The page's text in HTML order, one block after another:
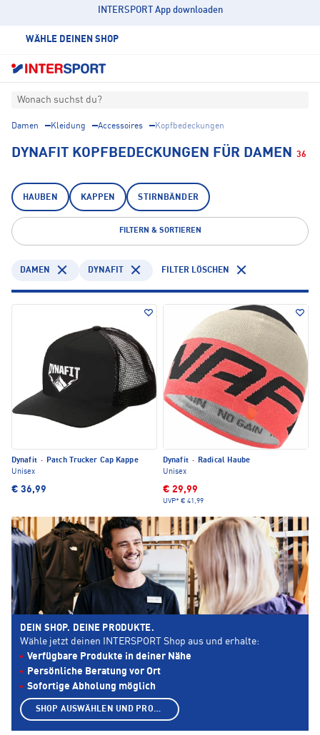
INTERSPORT App downloaden
WÄHLE DEINEN SHOP
Wonach suchst du?
Damen Kleidung Accessoires Kopfbedeckungen
DYNAFIT KOPFBEDECKUNGEN FÜR DAMEN 36
HAUBEN KAPPEN STIRNBÄNDER
FILTERN & SORTIEREN
DAMEN DYNAFIT FILTER LÖSCHEN
Dynafit ·
Patch Trucker Cap Kappe
Unisex
€ 36,99
Dynafit ·
Radical Haube
Unisex
€ 29,99
UVP* € 41,99
DEIN SHOP. DEINE PRODUKTE.
Wähle jetzt deinen INTERSPORT Shop aus und erhalte:
Verfügbare Produkte in deiner Nähe
Persönliche Beratung vor Ort
Sofortige Abholung möglich
SHOP AUSWÄHLEN UND PRODUKTE ANZEIGEN